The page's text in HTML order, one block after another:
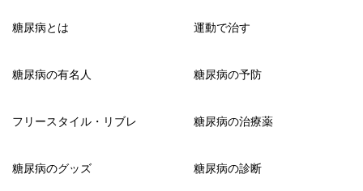
糖尿病とは 運動で治す
糖尿病の有名人 糖尿病の予防
フリースタイル・リブレ 糖尿病の治療薬
糖尿病のグッズ 糖尿病の診断